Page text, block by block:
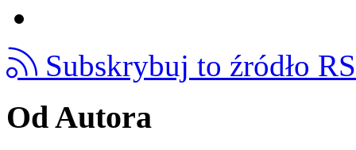
Subskrybuj to źródło
Od Autora